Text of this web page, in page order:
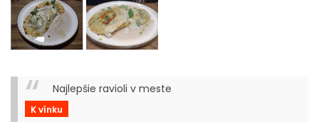
Najlepšie ravioli v meste
K vínku